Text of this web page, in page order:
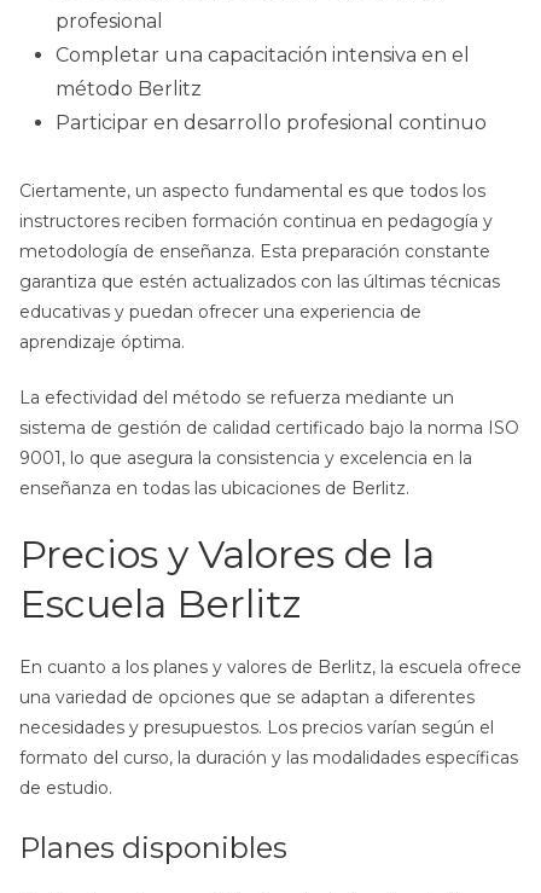
profesional
Completar una capacitación intensiva en el
método Berlitz
Participar en desarrollo profesional continuo
Ciertamente, un aspecto fundamental es que todos los
instructores reciben formación continua en pedagogía y
metodología de enseñanza. Esta preparación constante
garantiza que estén actualizados con las últimas técnicas
educativas y puedan ofrecer una experiencia de
aprendizaje óptima.
La efectividad del método se refuerza mediante un
sistema de gestión de calidad certificado bajo la norma ISO
9001, lo que asegura la consistencia y excelencia en la
enseñanza en todas las ubicaciones de Berlitz.
Precios y Valores de la
Escuela Berlitz
En cuanto a los planes y valores de Berlitz, la escuela ofrece
una variedad de opciones que se adaptan a diferentes
necesidades y presupuestos. Los precios varían según el
formato del curso, la duración y las modalidades específicas
de estudio.
Planes disponibles